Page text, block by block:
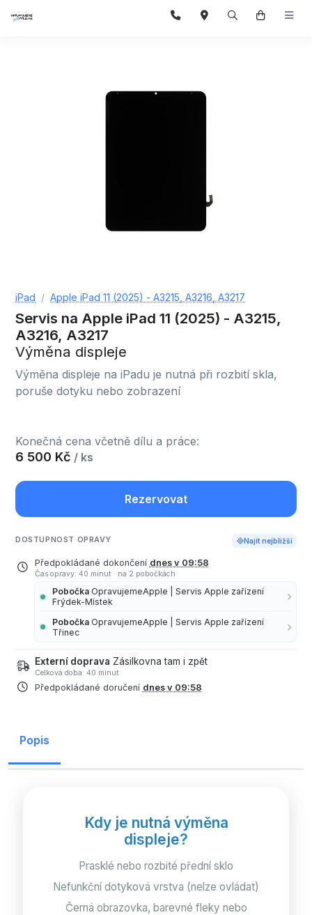
iPad Apple iPad 11 (2025) - A3215, A3216, A3217
Servis na Apple iPad 11 (2025) - A3215,
A3216, A3217
Výměna displeje
Výměna displeje na iPadu je nutná při rozbití skla,
poruše dotyku nebo zobrazení
Konečná cena včetně dílu a práce:
6 500 Kč / ks
Rezervovat
DOSTUPNOST OPRAVY Najít nejbližší
Předpokládané dokončení dnes v 09:58
Čas opravy: 40 minut · na 2 pobočkách
Pobočka OpravujemeApple | Servis Apple zařízení
Frýdek-Místek
Pobočka OpravujemeApple | Servis Apple zařízení
Třinec
Externí doprava Zásilkovna tam i zpět
Celková doba: 40 minut
Předpokládané doručení dnes v 09:58
Popis
Kdy je nutná výměna
displeje?
Prasklé nebo rozbité přední sklo
Nefunkční dotyková vrstva (nelze ovládat)
Černá obrazovka, barevné fleky nebo